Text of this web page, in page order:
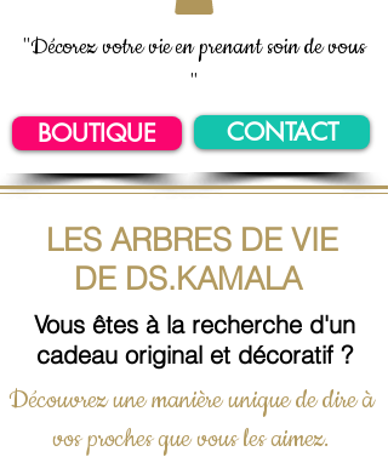
"Décorez votre vie en prenant soin de vous
"
BOUTIQUE CONTACT
LES ARBRES DE VIE
DE DS.KAMALA
Vous êtes à la recherche d'un
cadeau original et décoratif ?
Découvrez une manière unique de dire à
vos proches que vous les aimez.